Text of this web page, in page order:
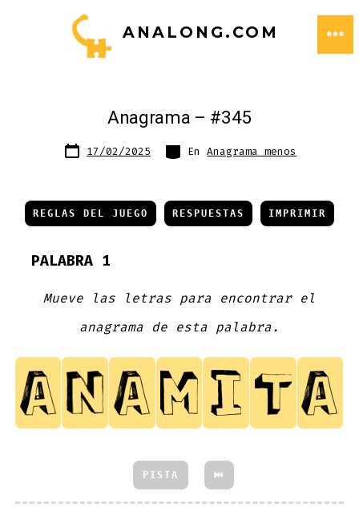
ANALONG.COM
Anagrama – #345
Fecha
de 17/02/2025 Categorías
EnAnagrama menos
REGLAS DEL JUEGO RESPUESTAS IMPRIMIR
PALABRA 1
Mueve las letras para encontrar el
anagrama de esta palabra.
PISTA ⏮